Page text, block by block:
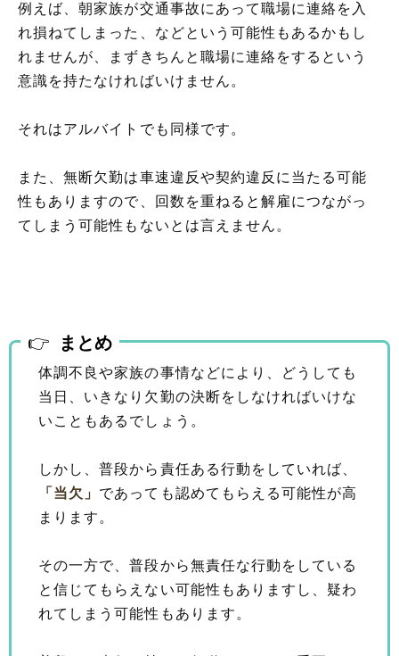
例えば、朝家族が交通事故にあって職場に連絡を入
れ損ねてしまった、などという可能性もあるかもし
れませんが、まずきちんと職場に連絡をするという
意識を持たなければいけません。
それはアルバイトでも同様です。
また、無断欠勤は車速違反や契約違反に当たる可能
性もありますので、回数を重ねると解雇につながっ
てしまう可能性もないとは言えません。
まとめ
体調不良や家族の事情などにより、どうしても
当日、いきなり欠勤の決断をしなければいけな
いこともあるでしょう。
しかし、普段から責任ある行動をしていれば、
「当欠」 であっても認めてもらえる可能性が高
まります。
その一方で、普段から無責任な行動をしている
と信じてもらえない可能性もありますし、疑わ
れてしまう可能性もあります。